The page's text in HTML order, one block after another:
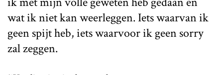
wat ik niet kan weerleggen. Iets waarvan ik
geen spijt heb, iets waarvoor ik geen sorry
zal zeggen.